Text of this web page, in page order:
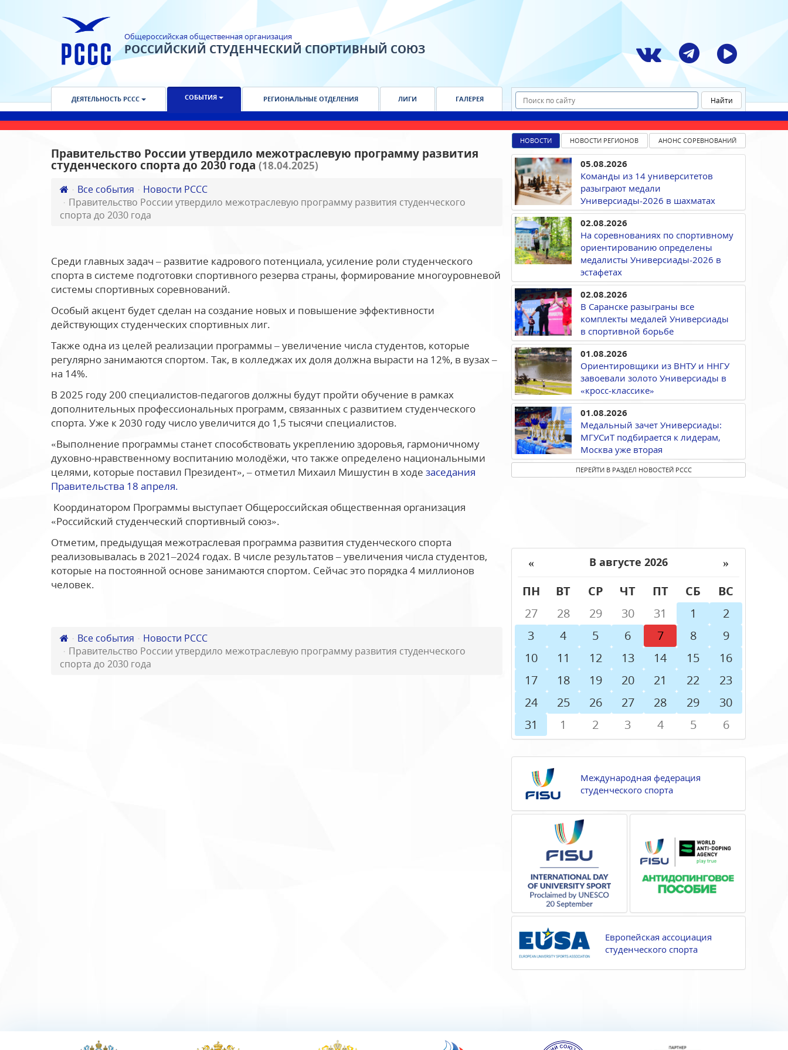
Общероссийская общественная организация
РОССИЙСКИЙ СТУДЕНЧЕСКИЙ СПОРТИВНЫЙ СОЮЗ
ДЕЯТЕЛЬНОСТЬ РССС СОБЫТИЯ РЕГИОНАЛЬНЫЕ ОТДЕЛЕНИЯ ЛИГИ ГАЛЕРЕЯ
Правительство России утвердило межотраслевую программу развития
студенческого спорта до 2030 года (18.04.2025)
Все события
Новости РССС
Правительство России утвердило межотраслевую программу развития студенческого
спорта до 2030 года
Среди главных задач – развитие кадрового потенциала, усиление роли студенческого
спорта в системе подготовки спортивного резерва страны, формирование многоуровневой
системы спортивных соревнований.
Особый акцент будет сделан на создание новых и повышение эффективности
действующих студенческих спортивных лиг.
Также одна из целей реализации программы – увеличение числа студентов, которые
регулярно занимаются спортом. Так, в колледжах их доля должна вырасти на 12%, в вузах –
на 14%.
В 2025 году 200 специалистов-педагогов должны будут пройти обучение в рамках
дополнительных профессиональных программ, связанных с развитием студенческого
спорта. Уже к 2030 году число увеличится до 1,5 тысячи специалистов.
«Выполнение программы станет способствовать укреплению здоровья, гармоничному
духовно-нравственному воспитанию молодёжи, что также определено национальными
целями, которые поставил Президент», – отметил Михаил Мишустин в ходе заседания
Правительства 18 апреля.
Координатором Программы выступает Общероссийская общественная организация
«Российский студенческий спортивный союз».
Отметим, предыдущая межотраслевая программа развития студенческого спорта
реализовывалась в 2021–2024 годах. В числе результатов – увеличения числа студентов,
которые на постоянной основе занимаются спортом. Сейчас это порядка 4 миллионов
человек.
Все события
Новости РССС
Правительство России утвердило межотраслевую программу развития студенческого
спорта до 2030 года
НОВОСТИ НОВОСТИ РЕГИОНОВ АНОНС СОРЕВНОВАНИЙ
05.08.2026
Команды из 14 университетов
разыграют медали
Универсиады-2026 в шахматах
02.08.2026
На соревнованиях по спортивному
ориентированию определены
медалисты Универсиады-2026 в
эстафетах
02.08.2026
В Саранске разыграны все
комплекты медалей Универсиады
в спортивной борьбе
01.08.2026
Ориентировщики из ВНТУ и ННГУ
завоевали золото Универсиады в
«кросс-классике»
01.08.2026
Медальный зачет Универсиады:
МГУСиТ подбирается к лидерам,
Москва уже вторая
ПЕРЕЙТИ В РАЗДЕЛ НОВОСТЕЙ РССС
« В августе 2026
»
ПН
ВТ СР ЧТ ПТ СБ
ВС
27
28 29 30 31 1
2
3
4 5 6 7 8
9
10
11 12 13 14 15
16
17
18 19 20 21 22
23
24
25 26 27 28 29
30
31
1 2 3 4 5 6
Международная федерация
студенческого спорта
Европейская ассоциация
студенческого спорта